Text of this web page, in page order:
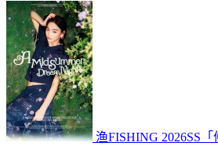
渔FISHING 2026SS